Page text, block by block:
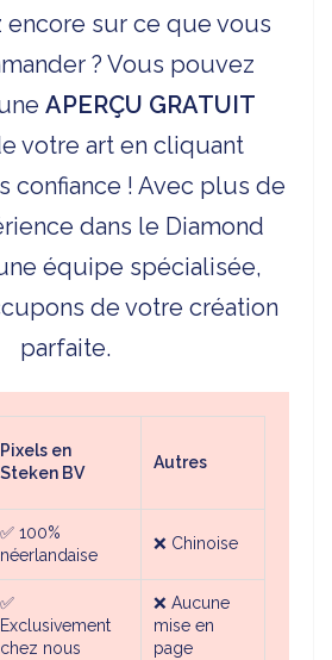
encore sur ce que vous
? Vous pouvez
APERÇU GRATUIT
votre art en cliquant
confiance ! Avec plus de
dans le Diamond
équipe spécialisée,
de votre création
parfaite.
Pixels en
Steken BV
Autres
✅ 100%
néerlandaise
❌ Chinoise
✅
Exclusivement
chez nous
❌ Aucune
mise en
page